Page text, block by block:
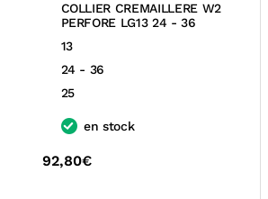
COLLIER CREMAILLERE W2
PERFORE LG13 24 - 36
13
24 - 36
25
en stock
92,80€